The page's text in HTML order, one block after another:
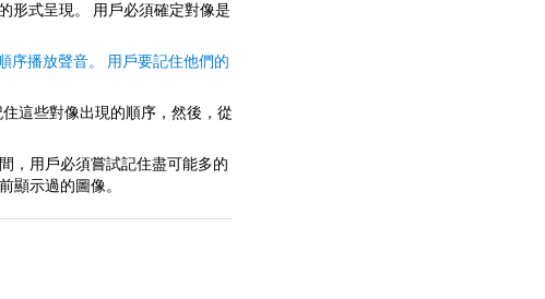
形式呈現。 用戶必須確定對像是
序播放聲音。 用戶要記住他們的
這些對像出現的順序，然後，從
，用戶必須嘗試記住盡可能多的
顯示過的圖像。